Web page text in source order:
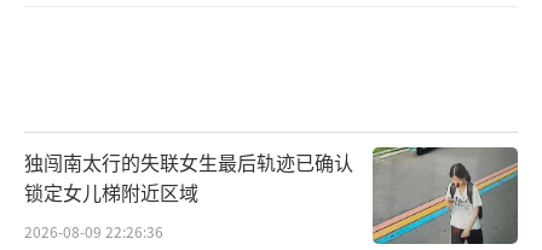
独闯南太行的失联女生最后轨迹已确认
锁定女儿梯附近区域
2026-08-09 22:26:36